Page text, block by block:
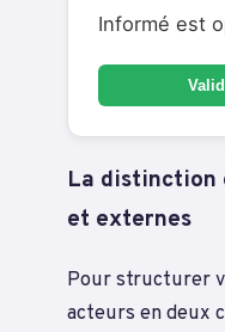
Informé est
La distinction
et externes
Pour structurer
acteurs en deux